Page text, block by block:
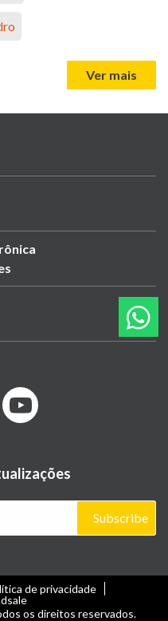
Ver mais
Subscribe
de privacidade
os direitos reservados.